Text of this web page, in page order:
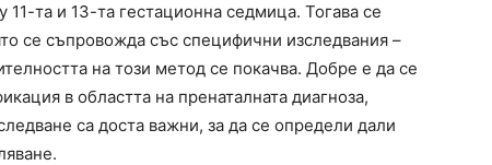
та и 13-та гестационна седмица. Тогава се
се съпровожда със специфични изследвания –
на този метод се покачва. Добре е да се
в областта на пренаталната диагноза,
са доста важни, за да се определи дали